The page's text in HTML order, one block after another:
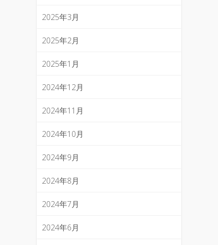
2025年3月
2025年2月
2025年1月
2024年12月
2024年11月
2024年10月
2024年9月
2024年8月
2024年7月
2024年6月